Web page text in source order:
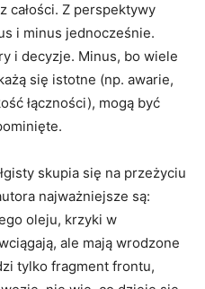
całości. Z perspektywy
i minus jednocześnie.
i decyzje. Minus, bo wiele
się istotne (np. awarie,
łączności), mogą być
skupia się na przeżyciu
najważniejsze są:
oleju, krzyki w
ale mają wrodzone
tylko fragment frontu,